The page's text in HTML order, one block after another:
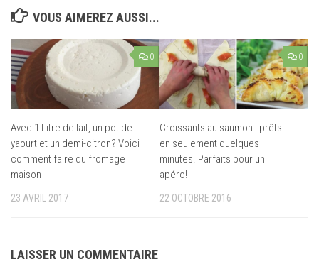
VOUS AIMEREZ AUSSI...
0
Avec 1 Litre de lait, un pot de
yaourt et un demi-citron? Voici
comment faire du fromage
maison
23 AVRIL 2017
0
Croissants au saumon : prêts
en seulement quelques
minutes. Parfaits pour un
apéro!
22 OCTOBRE 2016
LAISSER UN COMMENTAIRE